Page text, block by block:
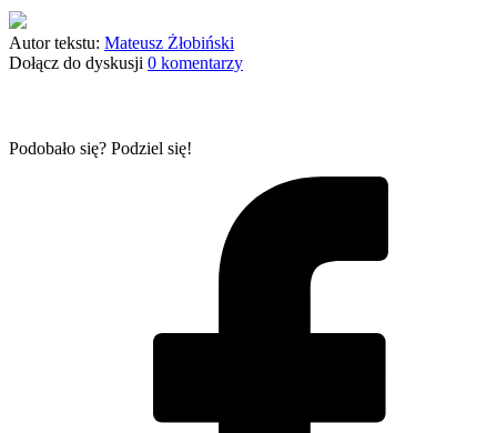
Autor tekstu: Mateusz Żłobiński
Dołącz do dyskusji 0 komentarzy
Podobało się? Podziel się!